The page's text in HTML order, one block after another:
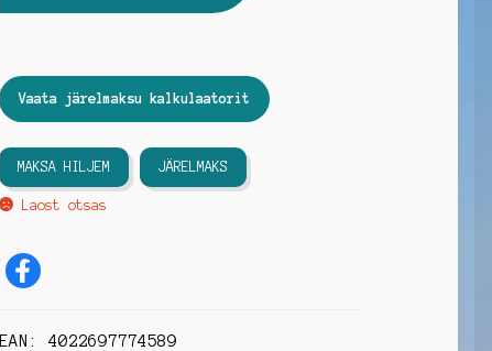
Vaata järelmaksu kalkulaatorit
MAKSA HILJEM JÄRELMAKS
Laost otsas
EAN:4022697774589